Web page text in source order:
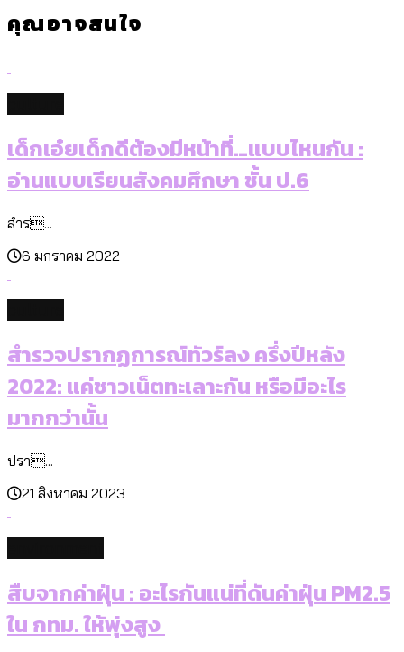
คุณอาจสนใจ
เด็กเอ๋ยเด็กดีต้องมีหน้าที่…แบบไหนกัน :
อ่านแบบเรียนสังคมศึกษา ชั้น ป.6
สำร...
6 มกราคม 2022
สำรวจปรากฏการณ์ทัวร์ลง ครึ่งปีหลัง
2022: แค่ชาวเน็ตทะเลาะกัน หรือมีอะไร
มากกว่านั้น
ปรา...
21 สิงหาคม 2023
สืบจากค่าฝุ่น : อะไรกันแน่ที่ดันค่าฝุ่น PM2.5
ใน กทม. ให้พุ่งสูง